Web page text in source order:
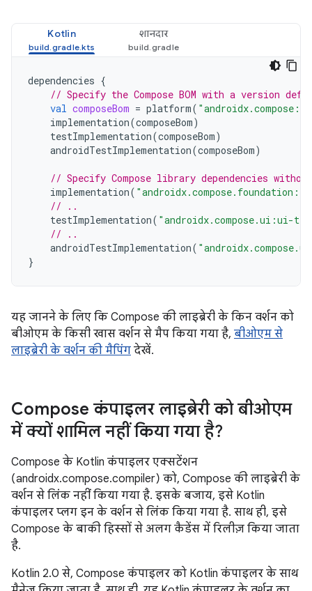
Kotlin शानदार
dependencies {
// Specify the Compose BOM with a version
val composeBom = platform(
implementation(composeBom)
testImplementation(composeBom)
androidTestImplementation(composeBom)
// Specify Compose library dependencies
implementation(
// ..
testImplementation( "androidx.compose.ui:ui-
// ..
androidTestImplementation(
}
यह जानने के लिए कि Compose की लाइब्रेरी के किन वर्शन को
बीओएम के किसी खास वर्शन से मैप किया गया है, बीओएम से
लाइब्रेरी के वर्शन की मैपिंग देखें.
Compose कंपाइलर लाइब्रेरी को बीओएम
में क्यों शामिल नहीं किया गया है?
Compose के Kotlin कंपाइलर एक्सटेंशन
(androidx.compose.compiler) को, Compose की लाइब्रेरी के
वर्शन से लिंक नहीं किया गया है. इसके बजाय, इसे Kotlin
कंपाइलर प्लग इन के वर्शन से लिंक किया गया है. साथ ही, इसे
Compose के बाकी हिस्सों से अलग कैडेंस में रिलीज़ किया जाता
है.
Kotlin 2.0 से, Compose कंपाइलर को Kotlin कंपाइलर के साथ